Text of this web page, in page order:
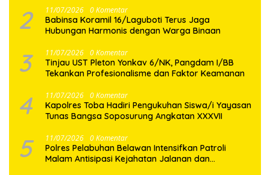
2 11/07/2026 0 Komentar
Babinsa Koramil 16/Laguboti Terus Jaga
Hubungan Harmonis dengan Warga Binaan
3 11/07/2026 0 Komentar
Tinjau UST Pleton Yonkav 6/NK, Pangdam I/BB
Tekankan Profesionalisme dan Faktor Keamanan
4 11/07/2026 0 Komentar
Kapolres Toba Hadiri Pengukuhan Siswa/i Yayasan
Tunas Bangsa Soposurung Angkatan XXXVII
5 11/07/2026 0 Komentar
Polres Pelabuhan Belawan Intensifkan Patroli
Malam Antisipasi Kejahatan Jalanan dan